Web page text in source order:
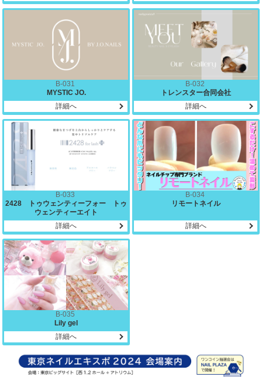
B-031
MYSTIC JO.
詳細へ
B-032
トレンスター合同会社
詳細へ
B-033
2428 トゥウェンティーフォー トゥ
ウェンティーエイト
詳細へ
B-034
リモートネイル
詳細へ
B-035
Lily gel
詳細へ